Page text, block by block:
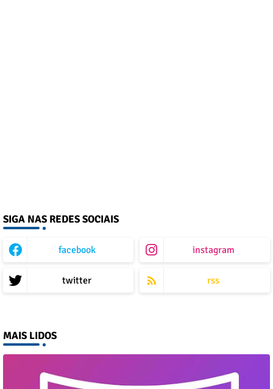
SIGA NAS REDES SOCIAIS
facebook instagram
twitter rss
MAIS LIDOS